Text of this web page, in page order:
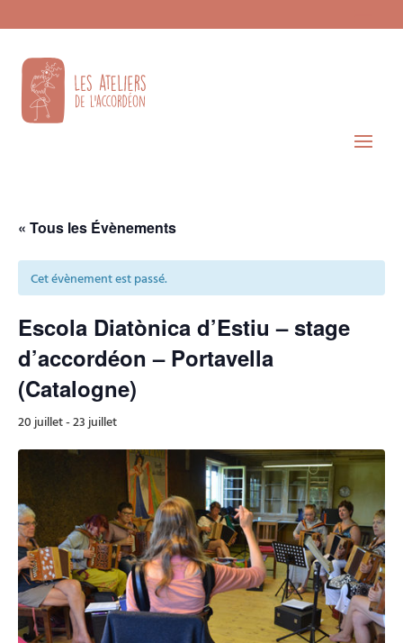
« Tous les Évènements
Cet évènement est passé.
Escola Diatònica d’Estiu – stage
d’accordéon – Portavella
(Catalogne)
20 juillet-23 juillet